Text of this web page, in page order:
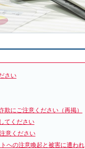
さい
にご注意ください（再掲）
てください
意ください
への注意喚起と被害に遭われ